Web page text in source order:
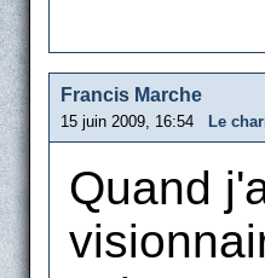
Francis Marche
15 juin 2009, 16:54 Le
Quand